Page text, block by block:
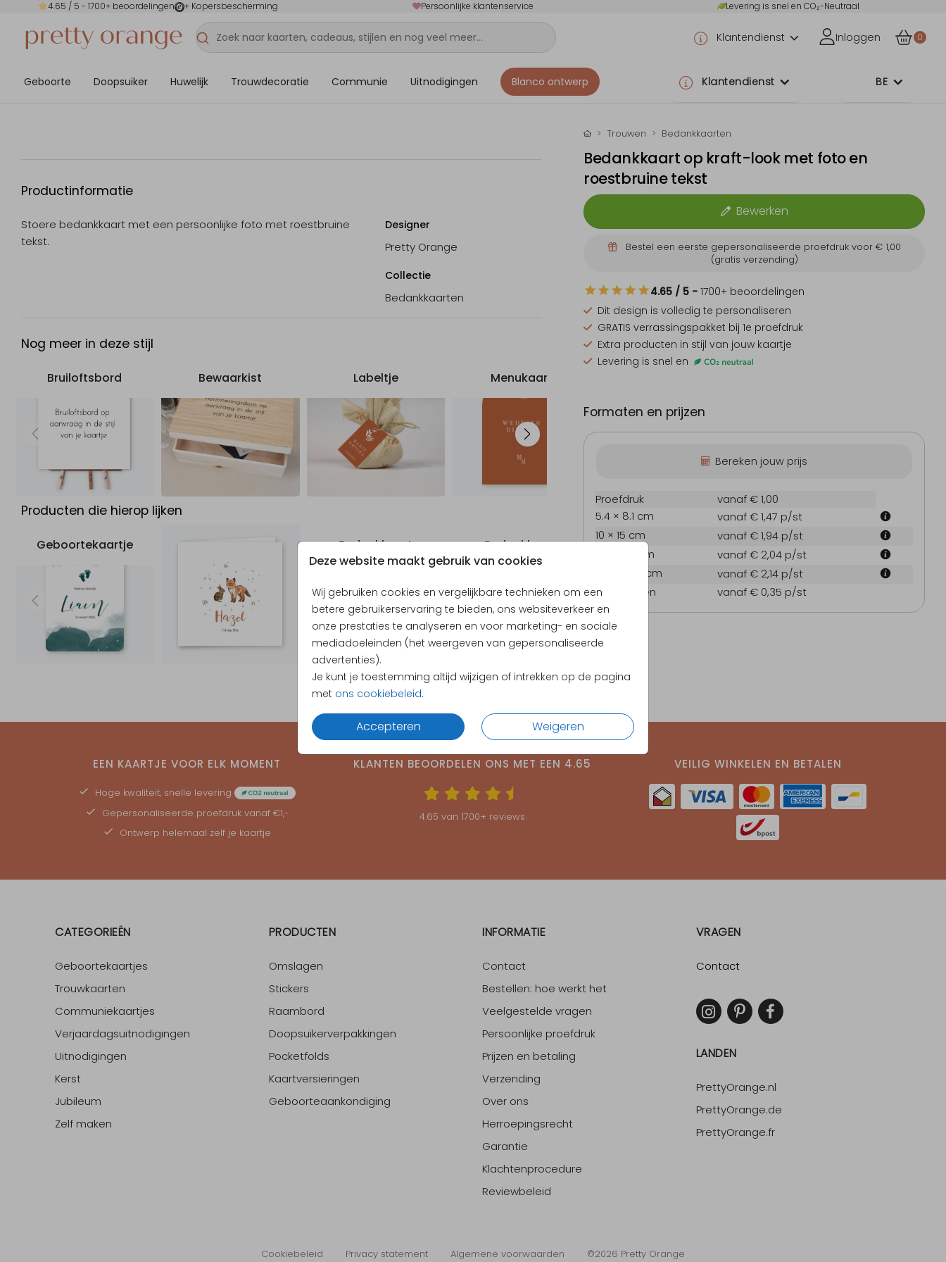
4.65 / 5 - 1700+ beoordelingen + Kopersbescherming Persoonlijke klantenservice Levering is snel en CO₂-Neutraal
Klantendienst Inloggen 0
Geboorte Doopsuiker Huwelijk Trouwdecoratie Communie Uitnodigingen Blanco ontwerp Klantendienst BE
Deze website maakt gebruik van cookies
Wij gebruiken cookies en vergelijkbare technieken om een
betere gebruikerservaring te bieden, ons websiteverkeer en
onze prestaties te analyseren en voor marketing- en sociale
mediadoeleinden (het weergeven van gepersonaliseerde
advertenties).
Je kunt je toestemming altijd wijzigen of intrekken op de pagina
met ons cookiebeleid.
Accepteren Weigeren
Productinformatie
Stoere bedankkaart met een persoonlijke foto met roestbruine
tekst.
Designer
Pretty Orange
Collectie
Bedankkaarten
Nog meer in deze stijl
Bruiloftsbord Bewaarkist Labeltje Menukaart
Producten die hierop lijken
Geboortekaartje Bedankkaart Bedankkaart Bedankkaart Trouwkaart getrouwd
Trouwen Bedankkaarten
Bedankkaart op kraft-look met foto en
roestbruine tekst
Bewerken
Bestel een eerste gepersonaliseerde proefdruk voor € 1,00
(gratis verzending)
4.65 / 5 - 1700+ beoordelingen
Dit design is volledig te personaliseren
GRATIS verrassingspakket bij 1e proefdruk
Extra producten in stijl van jouw kaartje
Levering is snel en
Formaten en prijzen
Bereken jouw prijs
Proefdruk
vanaf € 1,00
5.4 × 8.1 cm
vanaf € 1,47 p/st
10 × 15 cm
vanaf € 1,94 p/st
11.4 × 17.1 cm
vanaf € 2,04 p/st
14.4 × 21.6 cm
vanaf € 2,14 p/st
Enveloppen
vanaf € 0,35 p/st
EEN KAARTJE VOOR ELK MOMENT
Hoge kwaliteit, snelle levering
Gepersonaliseerde proefdrukvanaf €1,-
Ontwerp helemaal zelf je kaartje
KLANTEN BEOORDELEN ONS MET EEN 4.65
4.65 van 1700+ reviews
VEILIG WINKELEN EN BETALEN
CATEGORIEËN
Geboortekaartjes
Trouwkaarten
Communiekaartjes
Verjaardagsuitnodigingen
Uitnodigingen
Kerst
Jubileum
Zelf maken
PRODUCTEN
Omslagen
Stickers
Raambord
Doopsuikerverpakkingen
Pocketfolds
Kaartversieringen
Geboorteaankondiging
INFORMATIE
Contact
Bestellen: hoe werkt het
Veelgestelde vragen
Persoonlijke proefdruk
Prijzen en betaling
Verzending
Over ons
Herroepingsrecht
Garantie
Klachtenprocedure
Reviewbeleid
VRAGEN
Contact
LANDEN
PrettyOrange.nl
PrettyOrange.de
PrettyOrange.fr
Cookiebeleid Privacy statement Algemene voorwaarden ©2026 Pretty Orange